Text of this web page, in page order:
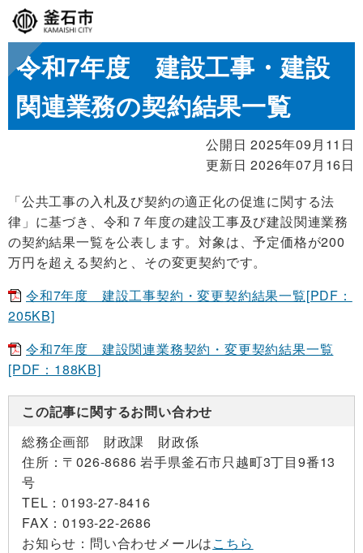
令和7年度 建設工事・建設
関連業務の契約結果一覧
公開日 2025年09月11日
更新日 2026年07月16日
「公共工事の入札及び契約の適正化の促進に関する法
律」に基づき、令和７年度の建設工事及び建設関連業務
の契約結果一覧を公表します。対象は、予定価格が200
万円を超える契約と、その変更契約です。
令和7年度 建設工事契約・変更契約結果一覧[PDF：
205KB]
令和7年度 建設関連業務契約・変更契約結果一覧
[PDF：188KB]
この記事に関するお問い合わせ
総務企画部 財政課 財政係
住所： 〒026-8686 岩手県釜石市只越町3丁目9番13
号
TEL：0193-27-8416
FAX：0193-22-2686
お知らせ： 問い合わせメールはこちら